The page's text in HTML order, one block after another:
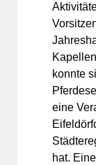
konnte
eine
hat.